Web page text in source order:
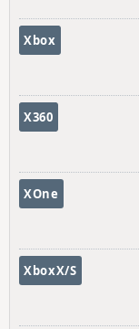
Xbox
X360
XOne
XboxX/S